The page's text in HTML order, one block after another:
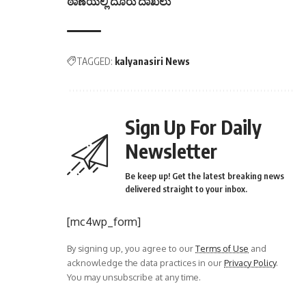
TAGGED: kalyanasiri News
Sign Up For Daily
Newsletter
Be keep up! Get the latest breaking news
delivered straight to your inbox.
[mc4wp_form]
By signing up, you agree to ourTerms of Use and
acknowledge the data practices in ourPrivacy Policy.
You may unsubscribe at any time.